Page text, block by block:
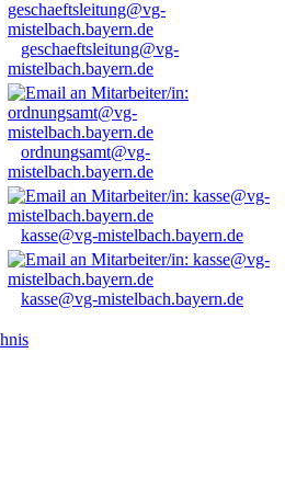
geschaeftsleitung@vg-
mistelbach.bayern.de
ordnungsamt@vg-
mistelbach.bayern.de
kasse@vg-mistelbach.bayern.de
kasse@vg-mistelbach.bayern.de